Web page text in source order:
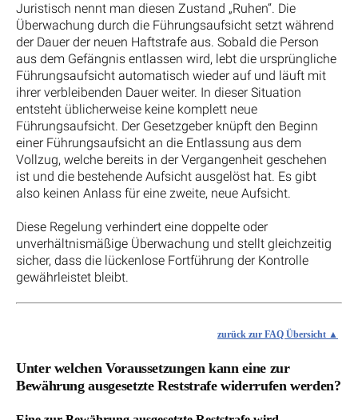
Juristisch nennt man diesen Zustand „Ruhen“. Die
Überwachung durch die Führungsaufsicht setzt während
der Dauer der neuen Haftstrafe aus. Sobald die Person
aus dem Gefängnis entlassen wird, lebt die ursprüngliche
Führungsaufsicht automatisch wieder auf und läuft mit
ihrer verbleibenden Dauer weiter. In dieser Situation
entsteht üblicherweise keine komplett neue
Führungsaufsicht. Der Gesetzgeber knüpft den Beginn
einer Führungsaufsicht an die Entlassung aus dem
Vollzug, welche bereits in der Vergangenheit geschehen
ist und die bestehende Aufsicht ausgelöst hat. Es gibt
also keinen Anlass für eine zweite, neue Aufsicht.
Diese Regelung verhindert eine doppelte oder
unverhältnismäßige Überwachung und stellt gleichzeitig
sicher, dass die lückenlose Fortführung der Kontrolle
gewährleistet bleibt.
zurück zur FAQ Übersicht
Unter welchen Voraussetzungen kann eine zur
Bewährung ausgesetzte Reststrafe widerrufen werden?